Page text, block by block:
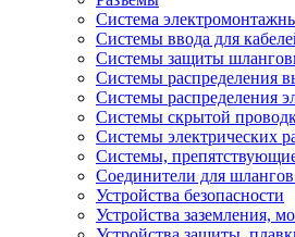
Система
Системы ввода для
Системы защиты
Системы распределения
Системы распределения
Системы скрытой
Системы электрических
Системы,
Соединители для
Устройства безопасности
Устройства заземления,